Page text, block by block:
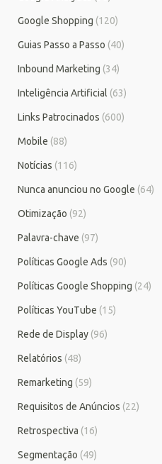
Google Shopping (120)
Guias Passo a Passo (40)
Inbound Marketing (34)
Inteligência Artificial (63)
Links Patrocinados (600)
Mobile (88)
Notícias (116)
Nunca anunciou no Google (64)
Otimização (92)
Palavra-chave (97)
Políticas Google Ads (90)
Políticas Google Shopping (24)
Políticas YouTube (15)
Rede de Display (96)
Relatórios (48)
Remarketing (59)
Requisitos de Anúncios (22)
Retrospectiva (16)
Segmentação (49)